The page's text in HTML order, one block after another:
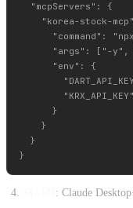
  "mcpServers": {
"korea-stock-
"command":
"args": ["-y",
      "env": {
      }
    }
  }
: Claude